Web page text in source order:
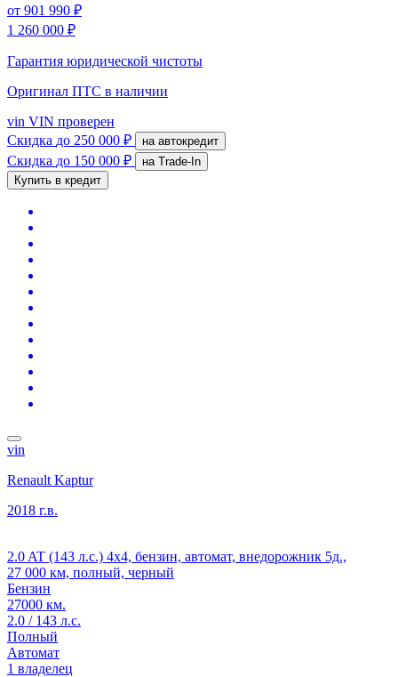
от 901 990 ₽
1 260 000 ₽
Гарантия юридической чистоты
Оригинал ПТС в наличии
vin VIN проверен
Скидка до 250 000 ₽ на автокредит
Скидка до 150 000 ₽
на Trade-In
Купить в кредит
vin
Renault Kaptur
2018 г.в.
2.0 AT (143 л.с.) 4x4, бензин, автомат, внедорожник 5д.,
27 000 км, полный, черный
Бензин
27000 км.
2.0 / 143 л.с.
Полный
Автомат
1 владелец